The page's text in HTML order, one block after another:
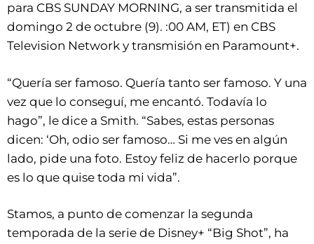
para CBS SUNDAY MORNING, a ser transmitida el
domingo 2 de octubre (9). :00 AM, ET) en CBS
Television Network y transmisión en Paramount+.
“Quería ser famoso. Quería tanto ser famoso. Y una
vez que lo conseguí, me encantó. Todavía lo
hago”, le dice a Smith. “Sabes, estas personas
dicen: ‘Oh, odio ser famoso… Si me ves en algún
lado, pide una foto. Estoy feliz de hacerlo porque
es lo que quise toda mi vida”.
Stamos, a punto de comenzar la segunda
temporada de la serie de Disney+ “Big Shot”, ha